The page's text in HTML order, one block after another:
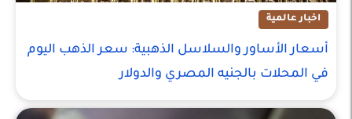
اخبار عالمية
أسعار الأساور والسلاسل الذهبية: سعر الذهب اليوم
في المحلات بالجنيه المصري والدولار